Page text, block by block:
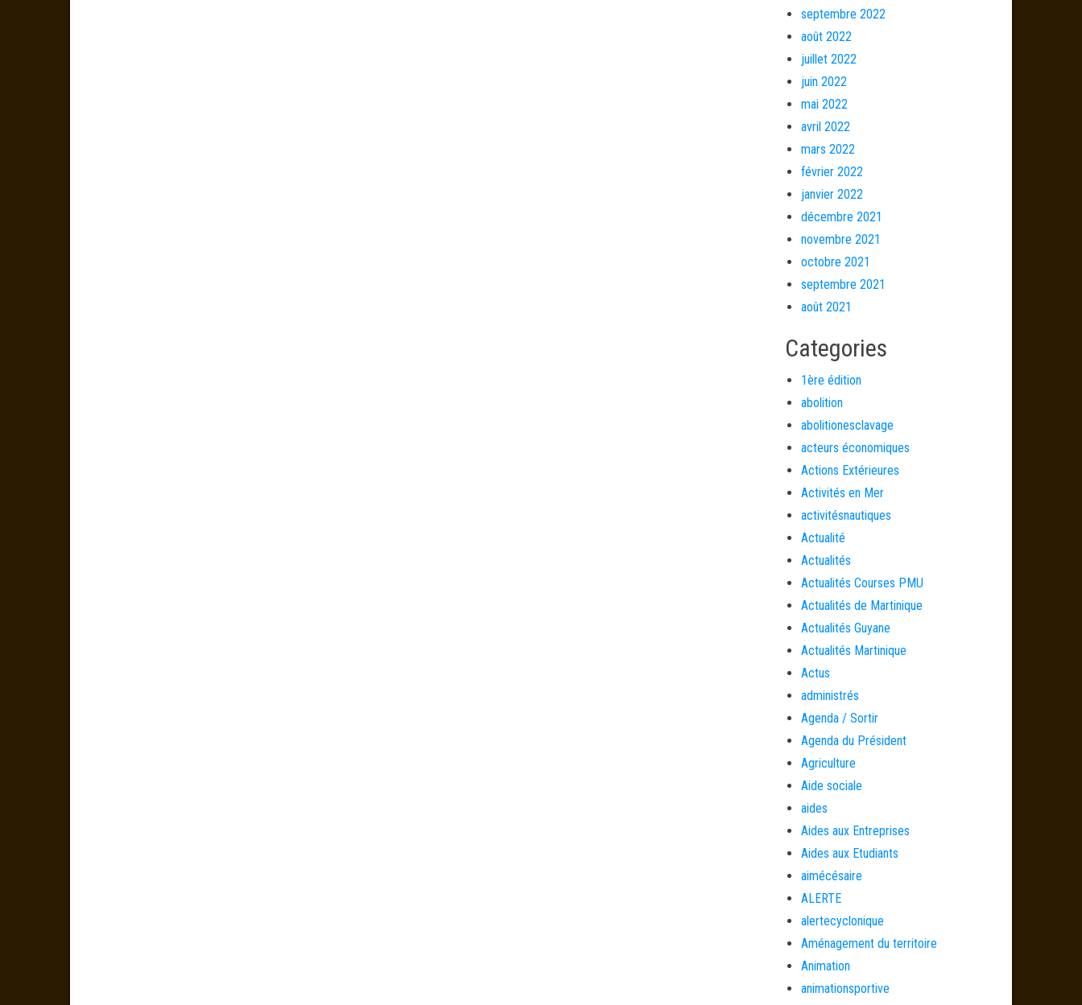
septembre 2022
août 2022
juillet 2022
juin 2022
mai 2022
avril 2022
mars 2022
février 2022
janvier 2022
décembre 2021
novembre 2021
octobre 2021
septembre 2021
août 2021
Categories
1ère édition
abolition
abolitionesclavage
acteurs économiques
Actions Extérieures
Activités en Mer
activitésnautiques
Actualité
Actualités
Actualités Courses PMU
Actualités de Martinique
Actualités Guyane
Actualités Martinique
Actus
administrés
Agenda / Sortir
Agenda du Président
Agriculture
Aide sociale
aides
Aides aux Entreprises
Aides aux Etudiants
aimécésaire
ALERTE
alertecyclonique
Aménagement du territoire
Animation
animationsportive